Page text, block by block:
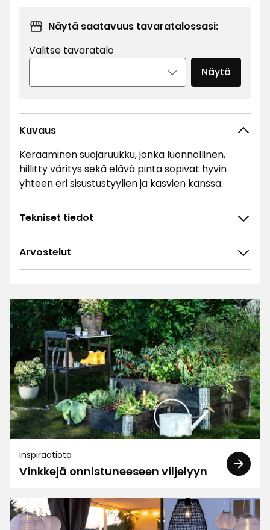
Näytä saatavuus tavaratalossasi:
Valitse tavaratalo
Näytä
Kuvaus
Keraaminen suojaruukku, jonka luonnollinen,
hillitty väritys sekä elävä pinta sopivat hyvin
yhteen eri sisustustyylien ja kasvien kanssa.
Tekniset tiedot
Arvostelut
4.0
1 arvostelu
3 ☆
2 ☆
1 ☆
Lajittele
Suodata
Arvostelut (1)
ES Eeva S
Verified by Trustvoice
Inspiraatiota
Vinkkejä onnistuneeseen viljelyyn